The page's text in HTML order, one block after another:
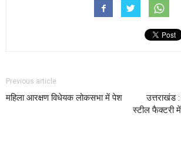
Previous article
महिला आरक्षण विधेयक लोकसभा में पेश
उत्तराखंड :
स्टील फैक्टरी